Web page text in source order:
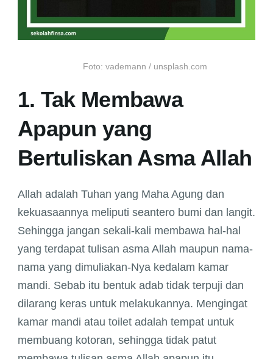
Foto: vademann / unsplash.com
1. Tak Membawa
Apapun yang
Bertuliskan Asma Allah
Allah adalah Tuhan yang Maha Agung dan
kekuasaannya meliputi seantero bumi dan langit.
Sehingga jangan sekali-kali membawa hal-hal
yang terdapat tulisan asma Allah maupun nama-
nama yang dimuliakan-Nya kedalam kamar
mandi. Sebab itu bentuk adab tidak terpuji dan
dilarang keras untuk melakukannya. Mengingat
kamar mandi atau toilet adalah tempat untuk
membuang kotoran, sehingga tidak patut